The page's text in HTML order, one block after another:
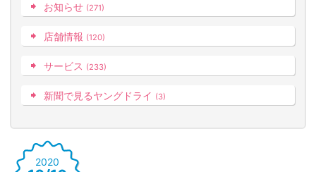
お知らせ (271)
店舗情報 (120)
サービス (233)
新聞で見るヤングドライ (3)
2020